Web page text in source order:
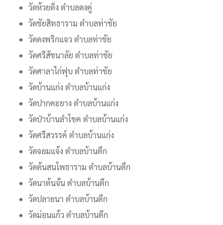
วัดห้วยติ่ง ตำบลดงคู่
วัดชัยสิทธาราม ตำบลท่าชัย
วัดดงพริกแจว ตำบลท่าชัย
วัดศรีสัชนาลัย ตำบลท่าชัย
วัดศาลาไก่ฟุบ ตำบลท่าชัย
วัดบ้านแก่ง ตำบลบ้านแก่ง
วัดปากคะยาง ตำบลบ้านแก่ง
วัดป่าบ้านลำโชค ตำบลบ้านแก่ง
วัดศรีสวรรค์ ตำบลบ้านแก่ง
วัดจอมแจ้ง ตำบลบ้านตึก
วัดต้นสนโพธาราม ตำบลบ้านตึก
วัดนาต้นจั่น ตำบลบ้านตึก
วัดปลายนา ตำบลบ้านตึก
วัดม่อนแก้ว ตำบลบ้านตึก